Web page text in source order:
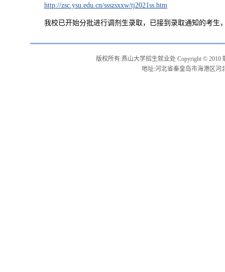
http://zsc.ysu.edu.cn/ssszsxxw/tj2021ss.htm
我校已开始分批进行调剂生录取，已接到录取通知的考
版权所有:燕山大学招生就业处 Copyright © 2010
地址:河北省秦皇岛市海港区河